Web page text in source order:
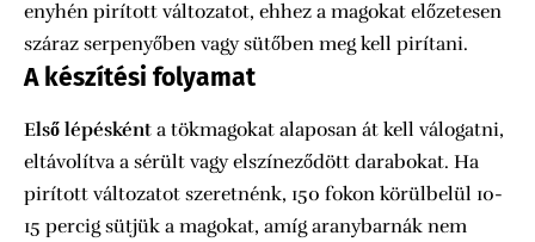
enyhén pirított változatot, ehhez a magokat előzetesen
száraz serpenyőben vagy sütőben meg kell pirítani.
A készítési folyamat
Első lépésként a tökmagokat alaposan át kell válogatni,
eltávolítva a sérült vagy elszíneződött darabokat. Ha
pirított változatot szeretnénk, 150 fokon körülbelül 10-
15 percig sütjük a magokat, amíg aranybarnák nem